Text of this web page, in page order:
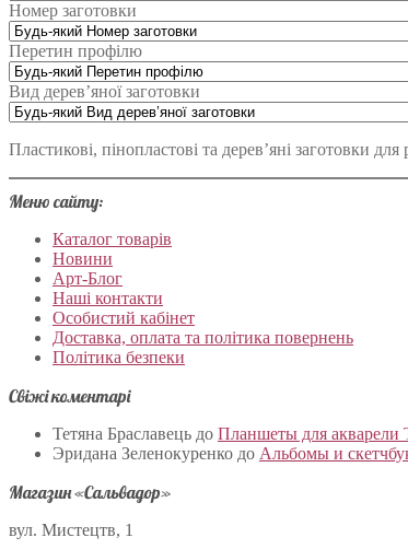
Номер заготовки
Перетин профілю
Вид дерев’яної заготовки
Пластикові, пінопластові та дерев’яні заготовки
Меню сайту:
Каталог товарів
Новини
Арт-Блог
Наші контакти
Особистий кабінет
Доставка, оплата та політика повернень
Політика безпеки
Свіжі коментарі
Тетяна Браславець до Планшеты для акварели
Эридана Зеленокуренко до Альбомы и
Магазин «Сальвадор»
вул. Мистецтв, 1